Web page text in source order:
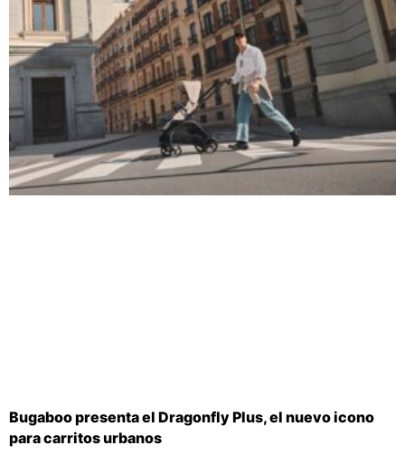
Bugaboo presenta el Dragonfly Plus, el nuevo icono
para carritos urbanos